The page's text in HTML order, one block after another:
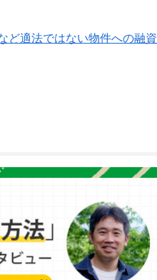
ど適法ではない物件への融資